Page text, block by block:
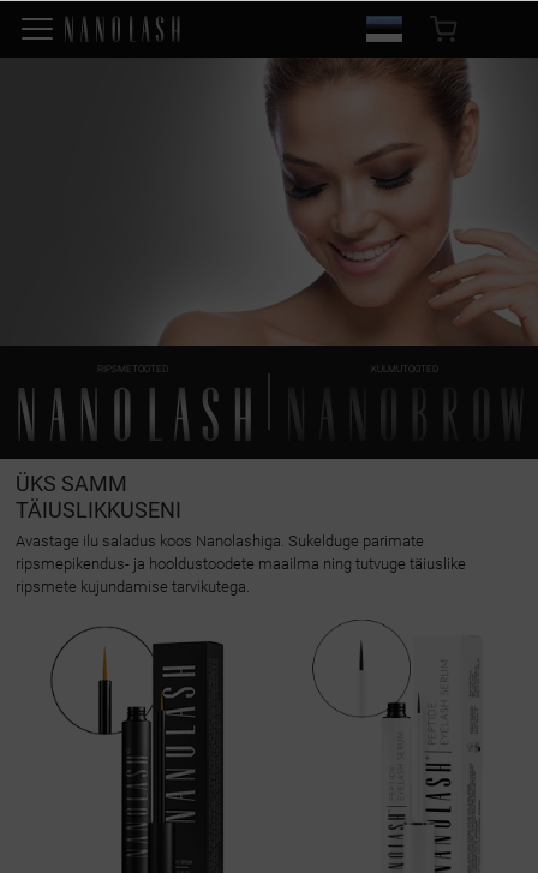
RIPSMETOOTED KULMUTOOTED
ÜKS SAMM
TÄIUSLIKKUSENI
Avastage ilu saladus koos Nanolashiga. Sukelduge parimate
ripsmepikendus- ja hooldustoodete maailma ning tutvuge täiuslike
ripsmete kujundamise tarvikutega.